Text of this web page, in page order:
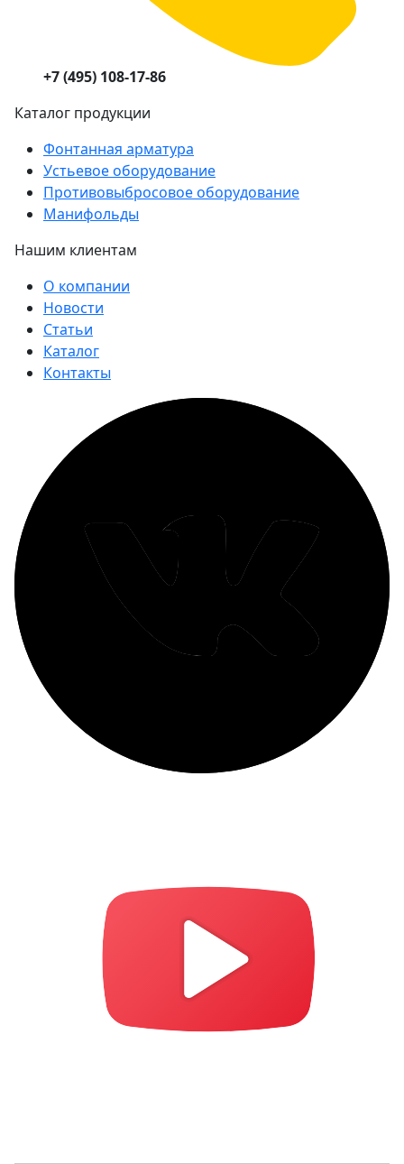
+7 (495) 108-17-86
Каталог продукции
Фонтанная арматура
Устьевое оборудование
Противовыбросовое оборудование
Манифольды
Нашим клиентам
О компании
Новости
Статьи
Каталог
Контакты